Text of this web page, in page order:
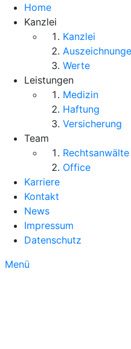
Home
Kanzlei
Kanzlei
Werte
Leistungen
Medizin
Haftung
Versicherung
Team
Rechtsanwälte
Office
Karriere
Kontakt
News
Impressum
Datenschutz
Menü